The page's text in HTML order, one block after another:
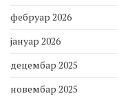
фебруар 2026
јануар 2026
децембар 2025
новембар 2025